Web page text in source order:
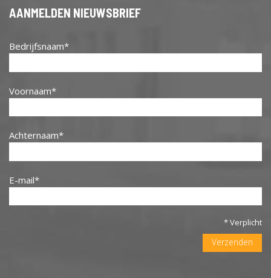
AANMELDEN NIEUWSBRIEF
Bedrijfsnaam
Voornaam
Achternaam
E-mail
* Verplicht
Verzenden